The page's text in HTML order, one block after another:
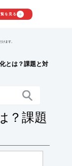
を見る
ます。
とは？課題と対
？課題